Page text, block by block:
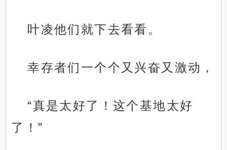
叶凌他们就下去看看。
幸存者们一个个又兴奋又激动，
“真是太好了！这个基地太好
了！”